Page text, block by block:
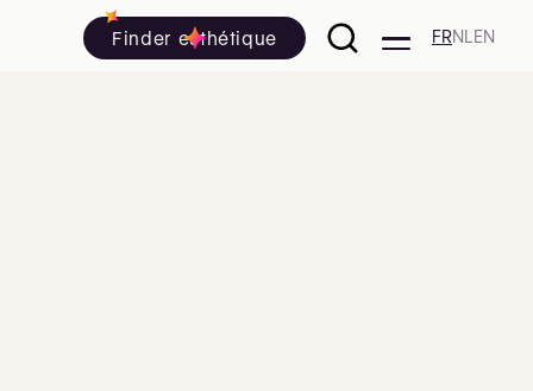
Finder esthétique FRNL EN